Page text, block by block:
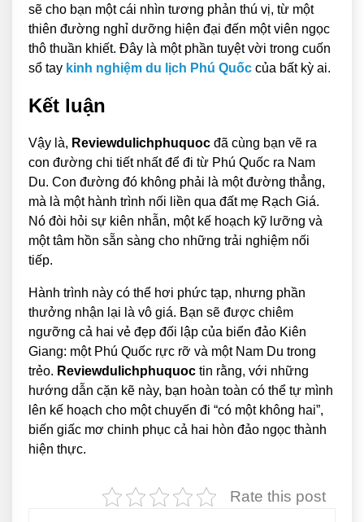
sẽ cho bạn một cái nhìn tương phản thú vị, từ một
thiên đường nghỉ dưỡng hiện đại đến một viên ngọc
thô thuần khiết. Đây là một phần tuyệt vời trong cuốn
sổ tay kinh nghiệm du lịch Phú Quốc của bất kỳ ai.
Kết luận
Vậy là, Reviewdulichphuquoc đã cùng bạn vẽ ra
con đường chi tiết nhất để đi từ Phú Quốc ra Nam
Du. Con đường đó không phải là một đường thẳng,
mà là một hành trình nối liền qua đất mẹ Rạch Giá.
Nó đòi hỏi sự kiên nhẫn, một kế hoạch kỹ lưỡng và
một tâm hồn sẵn sàng cho những trải nghiệm nối
tiếp.
Hành trình này có thể hơi phức tạp, nhưng phần
thưởng nhận lại là vô giá. Bạn sẽ được chiêm
ngưỡng cả hai vẻ đẹp đối lập của biển đảo Kiên
Giang: một Phú Quốc rực rỡ và một Nam Du trong
trẻo. Reviewdulichphuquoc tin rằng, với những
hướng dẫn cặn kẽ này, bạn hoàn toàn có thể tự mình
lên kế hoạch cho một chuyến đi “có một không hai”,
biến giấc mơ chinh phục cả hai hòn đảo ngọc thành
hiện thực.
Rate this post